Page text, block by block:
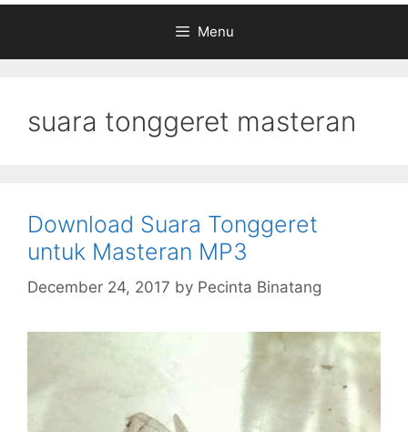
Menu
suara tonggeret masteran
Download Suara Tonggeret
untuk Masteran MP3
December 24, 2017 by Pecinta Binatang